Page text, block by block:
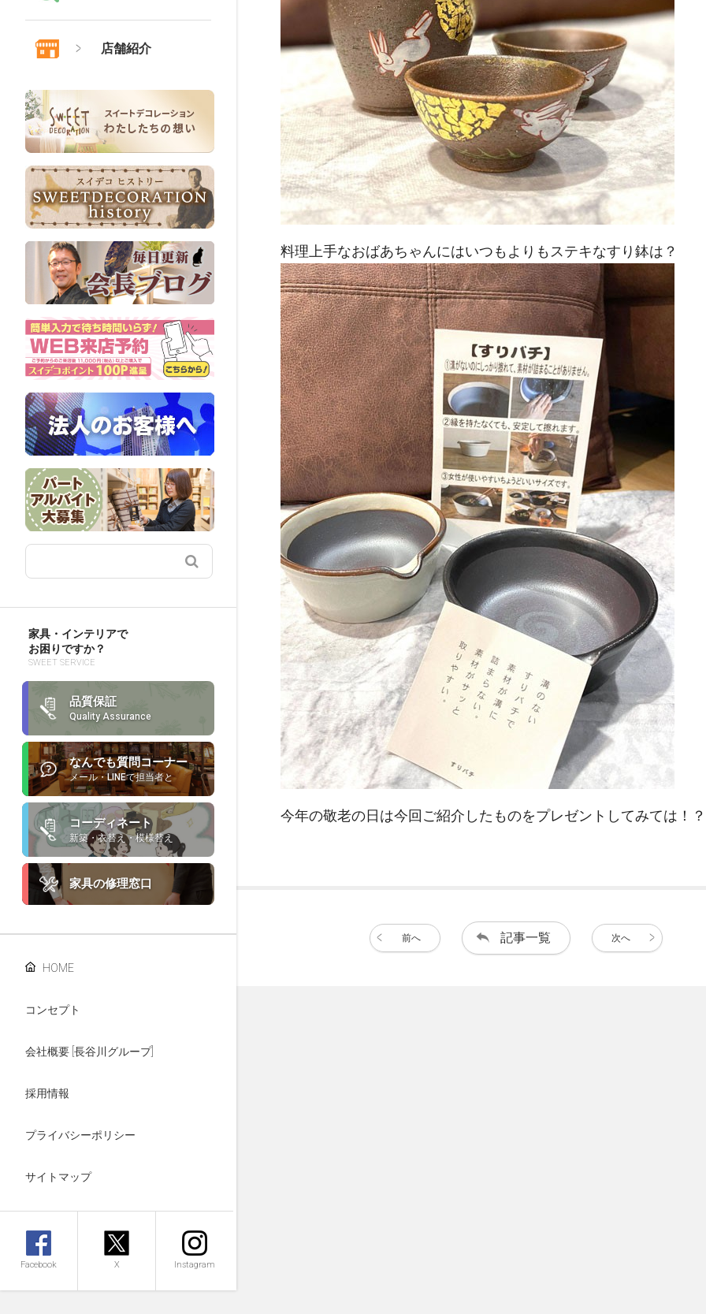
店舗紹介
家具・インテリアで
お困りですか？
SWEET SERVICE
品質保証
Quality Assurance
なんでも質問コーナー
メール・LINEで担当者と
コーディネート
新築・衣替え・模様替え
家具の修理窓口
HOME
コンセプト
会社概要 [長谷川グループ]
採用情報
プライバシーポリシー
サイトマップ
Facebook X Instagram
料理上手なおばあちゃんにはいつもよりもステキなすり鉢は？
今年の敬老の日は今回ご紹介したものをプレゼントしてみては！？
前へ 記事一覧 次へ